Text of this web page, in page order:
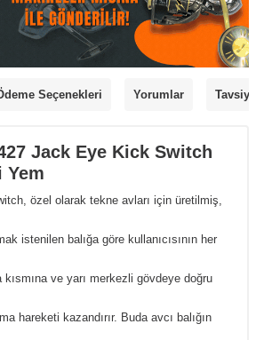
Seçenekleri Yorumlar
Jack Eye Kick Switch
Yem
özel olarak tekne avları için üretilmiş,
istenilen balığa göre kullanıcısının her
ve yarı merkezli gövdeye doğru
hareketi kazandırır. Buda avcı balığın